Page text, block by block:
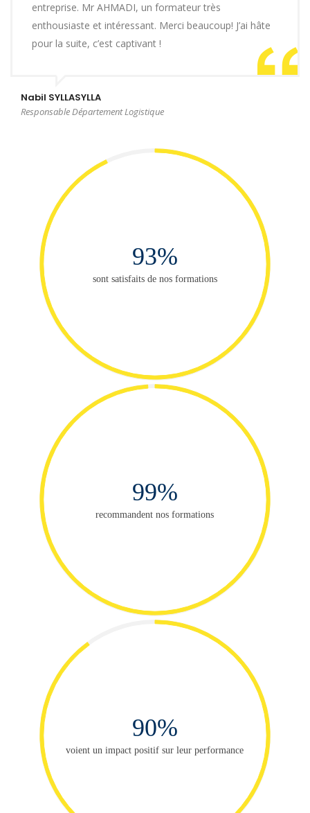
entreprise. Mr AHMADI, un formateur très
enthousiaste et intéressant. Merci beaucoup! J’ai hâte
pour la suite, c’est captivant !
Nabil SYLLASYLLA
Responsable Département Logistique
93%
sont satisfaits de nos formations
99%
recommandent nos formations
90%
voient un impact positif sur leur performance